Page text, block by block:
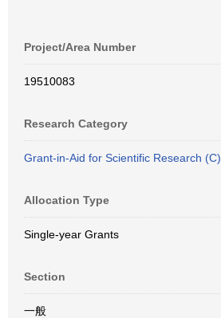
Project/Area Number
19510083
Research Category
Grant-in-Aid for Scientific Research (C)
Allocation Type
Single-year Grants
Section
一般